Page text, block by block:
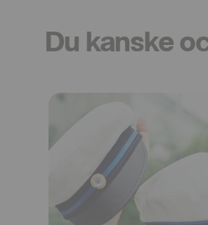
Du kanske